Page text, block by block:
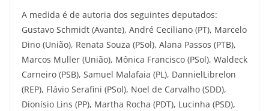
A medida é de autoria dos seguintes deputados:
Gustavo Schmidt (Avante), André Ceciliano (PT), Marcelo
Dino (União), Renata Souza (PSol), Alana Passos (PTB),
Marcos Muller (União), Mônica Francisco (PSol), Waldeck
Carneiro (PSB), Samuel Malafaia (PL), DannielLibrelon
(REP), Flávio Serafini (PSol), Noel de Carvalho (SDD),
Dionísio Lins (PP), Martha Rocha (PDT), Lucinha (PSD),